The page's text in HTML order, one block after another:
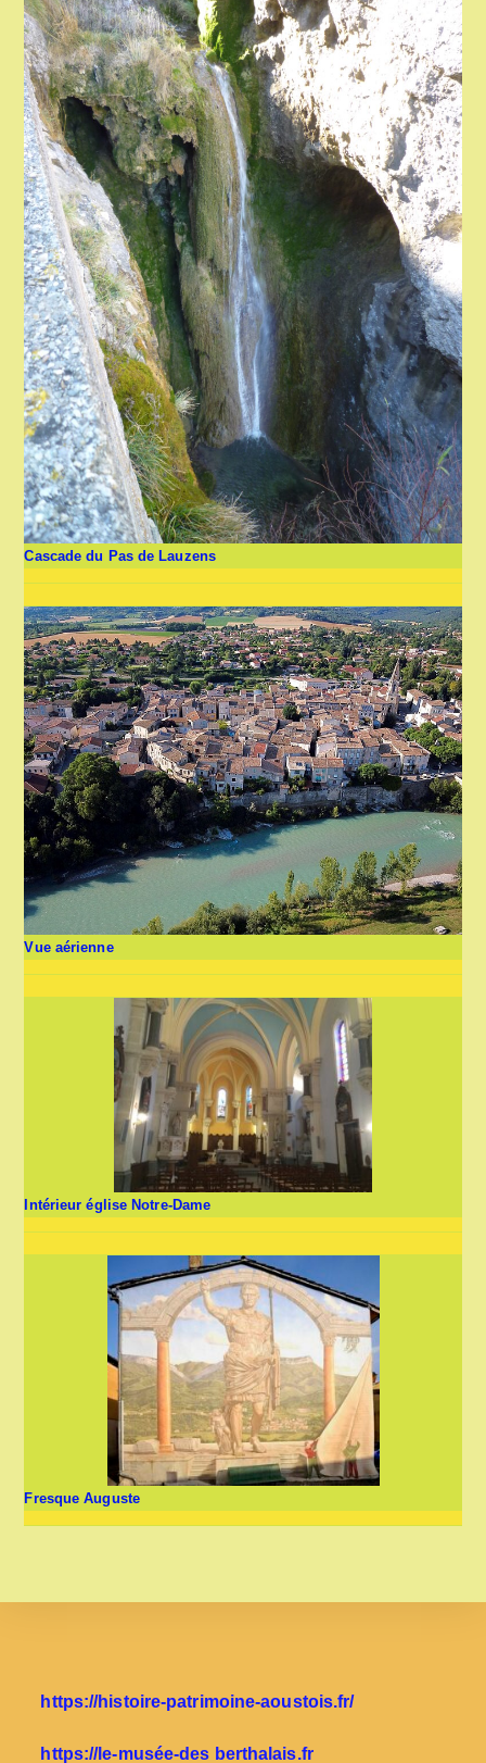
Cascade du Pas de Lauzens
Vue aérienne
Intérieur église Notre-Dame
Fresque Auguste
https://histoire-patrimoine-aoustois.fr/
https://le-musée-des berthalais.fr